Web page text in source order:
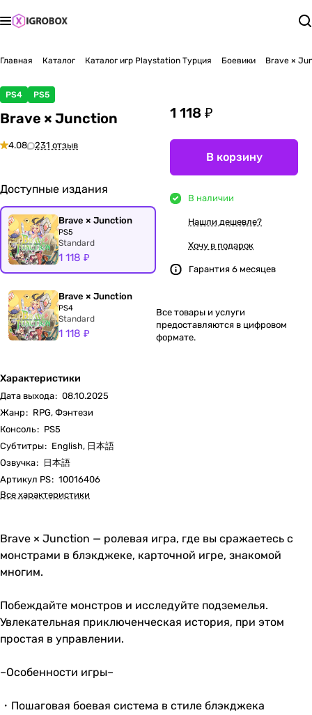
Главная Каталог Каталог игр Playstation Турция Боевики Brave ×
PS4 PS5
Brave × Junction
4.08 231 отзыв
Доступные издания
Brave × Junction
PS5
Standard
1 118 ₽
Brave × Junction
PS4
Standard
1 118 ₽
Характеристики
Дата выхода: 08.10.2025
Жанр: RPG, Фэнтези
Консоль: PS5
Субтитры: English, 日本語
Озвучка:
日本語
Артикул PS: 10016406
Все характеристики
1 118 ₽
В корзину
В наличии
Нашли дешевле?
Хочу в подарок
Гарантия 6 месяцев
Все товары и услуги
предоставляются в цифровом
формате.
Brave × Junction — ролевая игра, где вы сражаетесь с
монстрами в блэкджеке, карточной игре, знакомой
многим.
Побеждайте монстров и исследуйте подземелья.
Увлекательная приключенческая история, при этом
простая в управлении.
–Особенности игры–
・Пошаговая боевая система в стиле блэкджека